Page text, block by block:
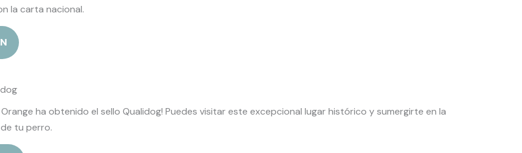
la carta nacional.
ha obtenido el sello Qualidog! Puedes visitar este excepcional lugar histórico y sumergirte en la
tu perro.